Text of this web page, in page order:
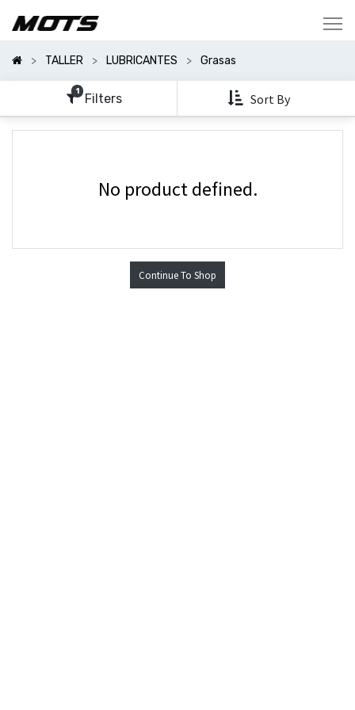
TALLER LUBRICANTES Grasas
1 Filters Sort By
Categorías
Mostrar
Opciones
No product defined.
Continue To Shop